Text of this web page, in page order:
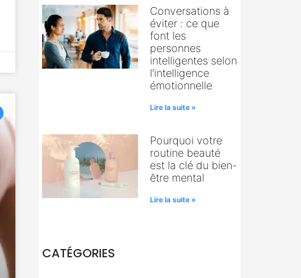
Conversations à
éviter : ce que
font les
personnes
intelligentes selon
l’intelligence
émotionnelle
Lire la suite »
Pourquoi votre
routine beauté
est la clé du bien-
être mental
Lire la suite »
CATÉGORIES